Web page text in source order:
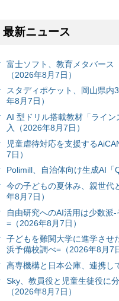
最新ニュース
富⼠ソフト、教育メタバース
（2026年8月7日）
スタディポケット、岡山県内
年8月7日）
AI 型ドリル搭載教材「ライ
入（2026年8月7日）
児童虐待対応を支援する
7日）
Polimill、自治体向け生成AI「
今の子どもの夏休み、親世代
年8月7日）
自由研究へのAI活用は少数派
=（2026年8月7日）
子どもを難関大学に進学させ
浜予備校調べ=（2026年8月7
高専機構と日本公庫、連携し
Sky、教員役と児童生徒役に
（2026年8月7日）